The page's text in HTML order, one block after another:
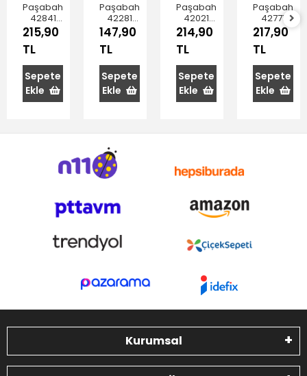
Paşabahçe
42841
Dantel
Çay
Bardağı
145 cc
6'lı
215,90
TL
Sepete
Ekle
Paşabahçe
42281
Çay
Bardağı
108 cc 6'lı
147,90
TL
Sepete
Ekle
Paşabahçe
42021
Yaldızlı
Çay
Bardağı
120 cc 6'lı
214,90
TL
Sepete
Ekle
Paşabahçe
42771
Vefa
Çay
Bardağı
130 cc 6'lı
217,90
TL
Sepete
Ekle
Kurumsal